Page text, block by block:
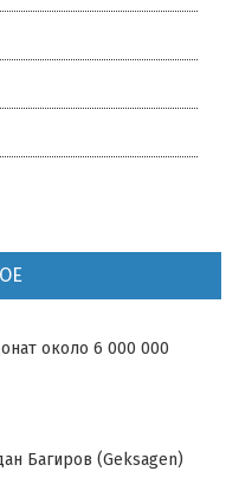
около 6 000 000
Багиров (Geksagen)